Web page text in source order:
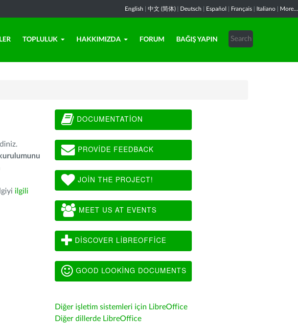
English 中文 (简体) Deutsch Español Français Italiano More...
TOPLULUK HAKKIMIZDA FORUM BAĞIŞ YAPIN
ilgili
DOCUMENTATION
PROVIDE FEEDBACK
JOIN THE PROJECT!
MEET US AT EVENTS
DISCOVER LIBREOFFICE
GOOD LOOKING DOCUMENTS
Diğer işletim sistemleri için LibreOffice
Diğer dillerde LibreOffice